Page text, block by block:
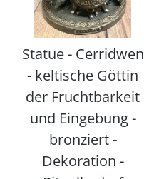
Statue - Cerridwen
- keltische Göttin
der Fruchtbarkeit
und Eingebung -
bronziert -
Dekoration -